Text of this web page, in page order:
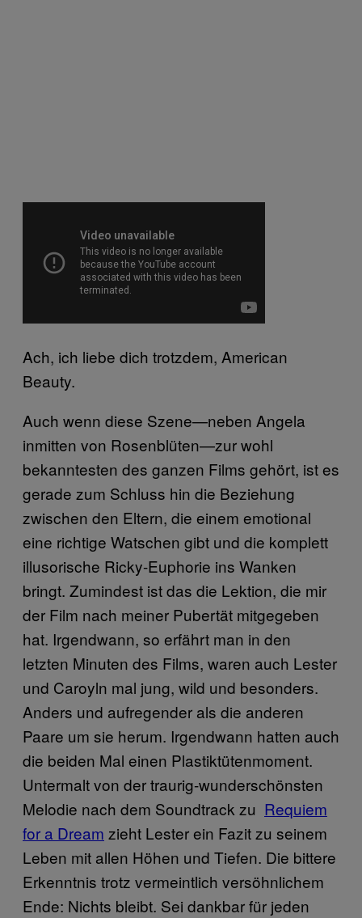
Ach, ich liebe dich trotzdem, American
Beauty.
Auch wenn diese Szene—neben Angela
inmitten von Rosenblüten—zur wohl
bekanntesten des ganzen Films gehört, ist es
gerade zum Schluss hin die Beziehung
zwischen den Eltern, die einem emotional
eine richtige Watschen gibt und die komplett
illusorische Ricky-Euphorie ins Wanken
bringt. Zumindest ist das die Lektion, die mir
der Film nach meiner Pubertät mitgegeben
hat. Irgendwann, so erfährt man in den
letzten Minuten des Films, waren auch Lester
und Caroyln mal jung, wild und besonders.
Anders und aufregender als die anderen
Paare um sie herum. Irgendwann hatten auch
die beiden Mal einen Plastiktütenmoment.
Untermalt von der traurig-wunderschönsten
Melodie nach dem Soundtrack zu ​Requiem
for​ a Dream zieht Lester ein Fazit zu seinem
Leben mit allen Höhen und Tiefen. Die bittere
Erkenntnis trotz vermeintlich versöhnlichem
Ende: Nichts bleibt. Sei dankbar für jeden